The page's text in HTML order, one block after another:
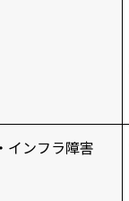
インフラ障害